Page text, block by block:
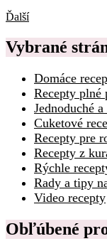
Ďalší
Vybrané
Domáce
Recepty plné
Jednoduché
Cuketové
Recepty pre
Recepty z
Rýchle
Rady a tipy
Video recepty
Obľúbené